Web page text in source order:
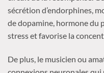
sécrétion d’endorphines,
de dopamine, hormone du
stress et favorise la
De plus, le musicien ou